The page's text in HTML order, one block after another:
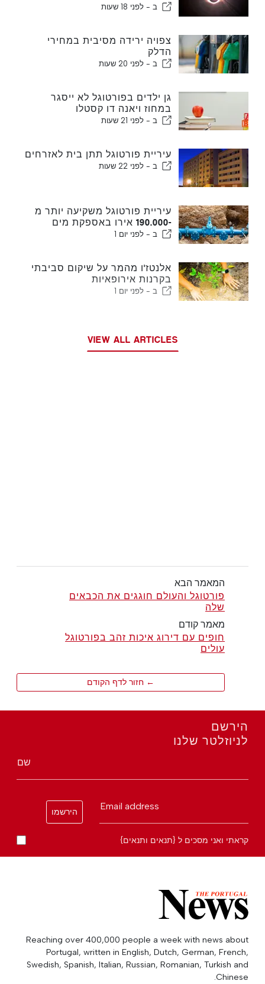
ב - לפני 18 שעות
צפויה ירידה מסיבית במחירי
הדלק
ב - לפני 20 שעות
גן ילדים בפורטוגל לא ייסגר
במחוז ויאנה דו קסטלו
ב - לפני 21 שעות
עיריית פורטוגל תתן בית לאזרחים
ב - לפני 22 שעות
עיריית פורטוגל משקיעה יותר מ
-190.000 אירו באספקת מים
ב - לפני יום 1
אלנטז'ו מהמר על שיקום סביבתי
בקרנות אירופאיות
ב - לפני יום 1
VIEW ALL ARTICLES
המאמר הבא
פורטוגל והעולם חוגגים את הכבאים
שלה
מאמר קודם
חופים עם דירוג איכות זהב בפורטוגל
עולים
← חזור לדף הקודם
הירשם
לניוזלטר שלנו
שם
Email address
הירשמו
קראתי ואני מסכים ל {תנאים ותנאים}
Reaching over 400,000 people a week with news about
Portugal, written in English, Dutch, German, French,
Swedish, Spanish, Italian, Russian, Romanian, Turkish and
Chinese.